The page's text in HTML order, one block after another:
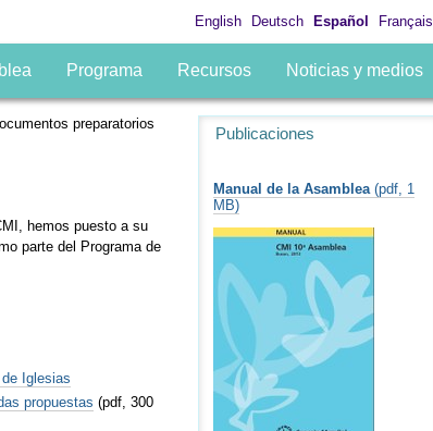
English Deutsch Español Français
Programa Recursos Noticias y medios
preparatorios
hemos puesto a su
parte del Programa de
Iglesias
propuestas (pdf, 300
Publicaciones
Manual de la Asamblea(pdf, 1
MB)